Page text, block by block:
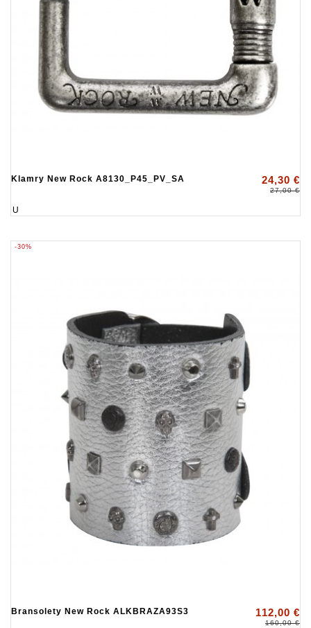
Klamry New Rock A8130_P45_PV_SA 24,30 €
27,00 €
U
-30%
Bransolety New Rock ALKBRAZA93S3 112,00 €
160,00 €